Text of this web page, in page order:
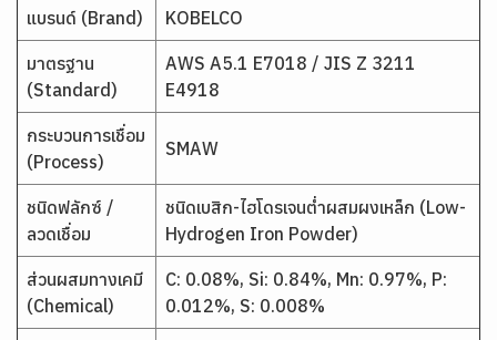
แบรนด์ (Brand) KOBELCO
มาตรฐาน
(Standard)
AWS A5.1 E7018 / JIS Z 3211
E4918
กระบวนการเชื่อม
(Process)
SMAW
ชนิดฟลักซ์ /
ลวดเชื่อม
ชนิดเบสิก-ไฮโดรเจนต่ำผสมผงเหล็ก (Low-
Hydrogen Iron Powder)
ส่วนผสมทางเคมี
(Chemical)
C: 0.08%, Si: 0.84%, Mn: 0.97%, P:
0.012%, S: 0.008%